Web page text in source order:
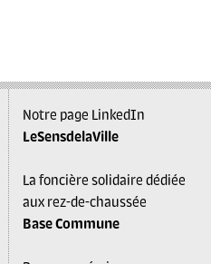
Notre page LinkedIn
LeSensdelaVille
La foncière solidaire dédiée
aux rez-de-chaussée
Base Commune